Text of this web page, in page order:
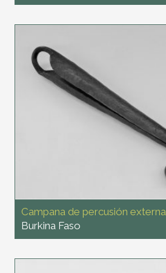
Campana de percusión externa
Burkina Faso